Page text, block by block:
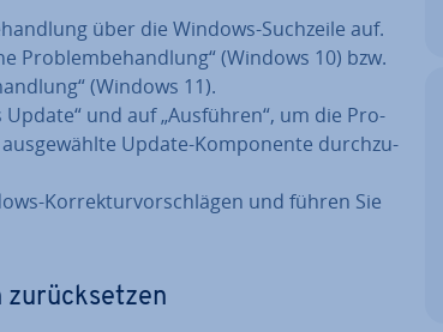
über die Windows-Suchzeile auf.
Pro­blem­be­hand­lung“ (Windows 10) bzw.
(Windows 11).
Update“ und auf „Ausführen“, um die Pro­
Update-Kom­po­nen­te durch­zu­
Kor­rek­tur­vor­schlä­gen und führen Sie
zu­rück­set­zen